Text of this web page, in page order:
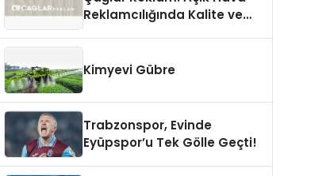
Reklamcılığında Kalite ve
Kimyevi Gübre
Trabzonspor, Evinde
Eyüpspor’u Tek Gölle Geçti!